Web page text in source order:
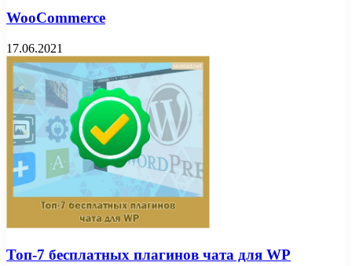
WooCommerce
17.06.2021
Топ-7 бесплатных плагинов чата для WP